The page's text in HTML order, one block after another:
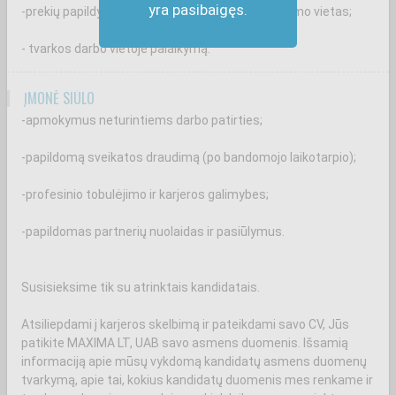
yra pasibaigęs.
-prekių papildymą iš sandėliavimo į prekių atrinkimo vietas;
- tvarkos darbo vietoje palaikymą.
ĮMONĖ SIŪLO
-apmokymus neturintiems darbo patirties;
-papildomą sveikatos draudimą (po bandomojo laikotarpio);
-profesinio tobulėjimo ir karjeros galimybes;
-papildomas partnerių nuolaidas ir pasiūlymus.
Susisieksime tik su atrinktais kandidatais.
Atsiliepdami į karjeros skelbimą ir pateikdami savo CV, Jūs
patikite MAXIMA LT, UAB savo asmens duomenis. Išsamią
informaciją apie mūsų vykdomą kandidatų asmens duomenų
tvarkymą, apie tai, kokius kandidatų duomenis mes renkame ir